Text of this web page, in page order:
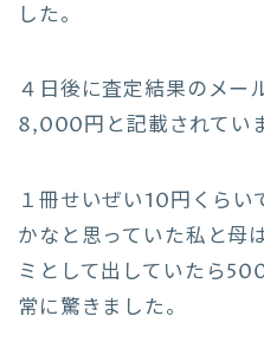
した。
４日後に査定結果のメー
8,000円と記載されてい
１冊せいぜい10円くら
かなと思っていた私と母
ミとして出していたら
常に驚きました。